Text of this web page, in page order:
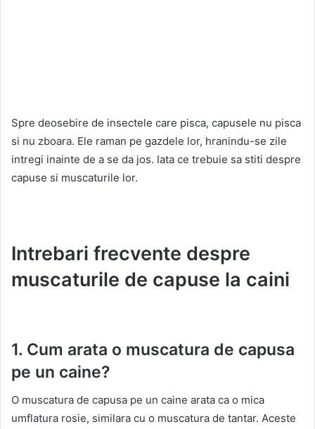
Spre deosebire de insectele care pisca, capusele nu pisca
si nu zboara. Ele raman pe gazdele lor, hranindu-se zile
intregi inainte de a se da jos. Iata ce trebuie sa stiti despre
capuse si muscaturile lor.
Intrebari frecvente despre
muscaturile de capuse la caini
1. Cum arata o muscatura de capusa
pe un caine?
O muscatura de capusa pe un caine arata ca o mica
umflatura rosie, similara cu o muscatura de tantar. Aceste